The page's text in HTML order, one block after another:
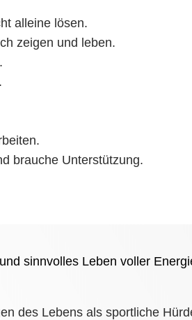
alleine lösen.
zeigen und leben.
brauche Unterstützung.
sinnvolles Leben voller
des Lebens als sportliche